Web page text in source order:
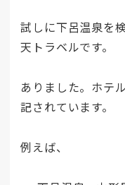
試しに下呂温泉を
天トラベルです。
ありました。ホテ
記されています。
例えば、